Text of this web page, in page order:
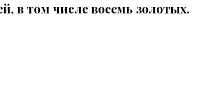
в том числе восемь золотых.